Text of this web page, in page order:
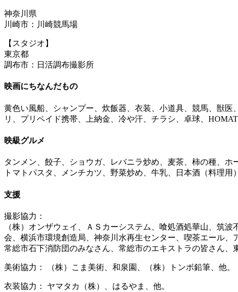
神奈川県
川崎市：川崎競馬場
【スタジオ】
東京都
調布市：日活調布撮影所
映画にちなんだもの
黄色い風船、シャンプー、炊飯器、衣装、小道具、競馬、獣
リ、プリペイド携帯、上納金、冷や汗、チラシ、卓球、
映級グルメ
タンメン、餃子、ショウガ、レバニラ炒め、麦茶、柿の種、ホ
トマトパスタ、メンチカツ、野菜炒め、牛乳、日本酒（料理
支援
撮影協力：
（株）オンザウェイ、ＡＳカーシステム、喰処酒処華山、筑
会、横浜市環境創造局、神奈川水再生センター、喫茶エール
常総市石下消防団のみなさん、常総市のエキストラの皆さん、
美術協力： （株）こま美術、和泉園、（株）トンボ鉛筆、他。
衣装協力： ヤマタカ（株）、はるやま、他。